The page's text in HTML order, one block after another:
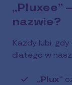
„Pluxee”
nazwie?
Każdy lubi,
dlatego w
„Plux”